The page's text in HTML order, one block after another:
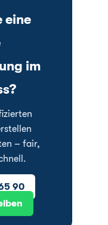
eine
im
– fair,
90